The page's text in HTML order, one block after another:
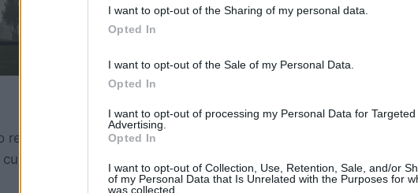
I want to opt-out of the Sharing of my personal data.
Opted In
I want to opt-out of the Sale of my Personal Data.
Opted In
I want to opt-out of processing my Personal Data for Targeted
Advertising.
Opted In
I want to opt-out of Collection, Use, Retention, Sale, and/or
of my Personal Data that Is Unrelated with the Purposes for
was collected.
reboot di Final Fantasy XI è previsto attualmente su
è ancora disponibile).